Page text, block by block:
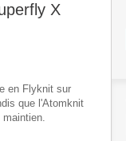
X
en Flyknit sur
que l'Atomknit